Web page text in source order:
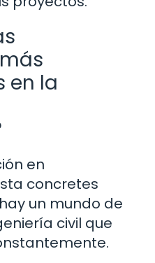
en la
en
concretes
un mundo de
civil que